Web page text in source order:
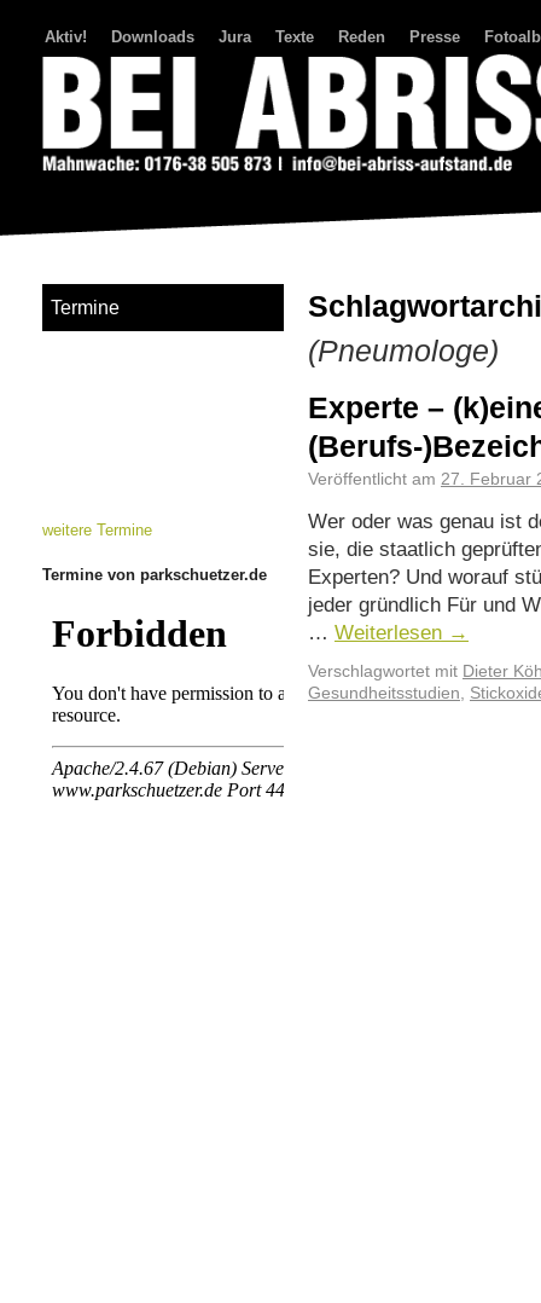
Aktiv! Downloads Jura Texte Reden Presse
(Pneumologe)
Experte –
(Berufs-
Veröffentlicht am 27. Februar
Wer oder was genau ist
sie, die staatlich
Experten? Und worauf
jeder gründlich Für und
… Weiterlesen →
Verschlagwortet mit Dieter
Gesundheitsstudien,
Termine
weitere Termine
Termine von parkschuetzer.de